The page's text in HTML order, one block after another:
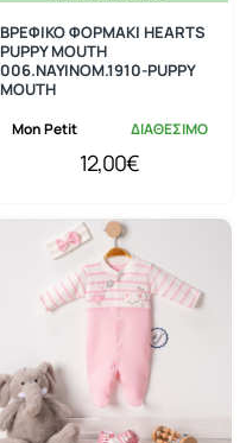
Mon Petit ΔΙΑΘΕΣΙΜΟ
ΒΡΕΦΙΚΟ ΦΟΡΜΑΚΙ HEARTS
PUPPY MOUTH
006.NAYINOM.1910-PUPPY
MOUTH
12,00€